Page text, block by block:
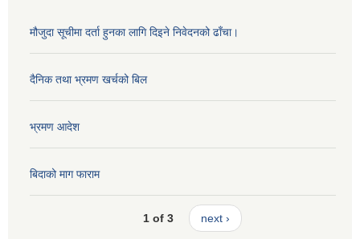
मौजुदा सूचीमा दर्ता हुनका लागि दिइने निवेदनको ढाँचा।
दैनिक तथा भ्रमण खर्चको बिल
भ्रमण आदेश
बिदाको माग फाराम
1 of 3 next ›